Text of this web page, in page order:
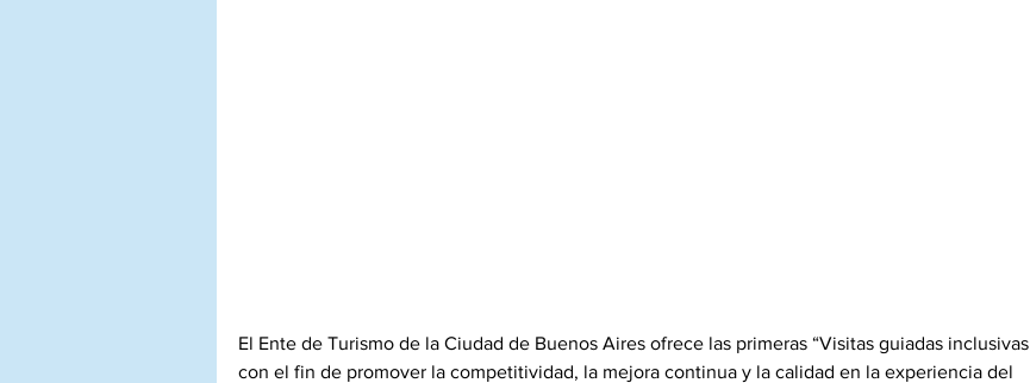
El Ente de Turismo de la Ciudad de Buenos Aires ofrece las primeras “Visitas guiadas inclusivas
con el fin de promover la competitividad, la mejora continua y la calidad en la experiencia del